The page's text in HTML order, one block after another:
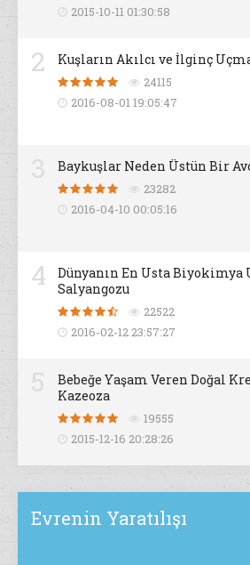
2015-10-11 01:30:58
2 Kuşların Akılcı ve İlginç
24115
2016-08-01 19:05:47
Baykuşlar Neden Üstün Bir
23282
2016-04-10 00:05:16
4
Dünyanın En Usta Biyokimya
Salyangozu
22522
2016-02-12 23:57:27
Bebeğe Yaşam Veren Doğal
Kazeoza
19555
2015-12-16 20:28:26
Evrenin Yaratılışı